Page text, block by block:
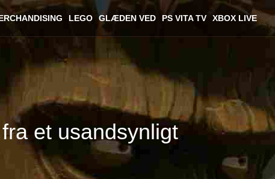
LEGO GLÆDEN VED PS VITA TV XBOX LIVE
et usandsynligt